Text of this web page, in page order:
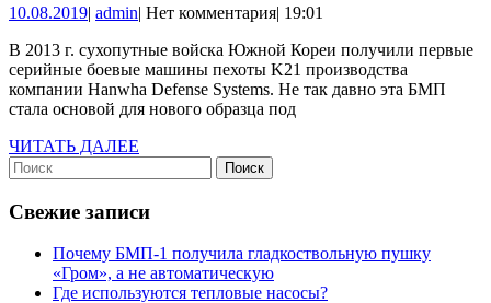
10.08.201910.08.2019
| adminadmin
| Нет комментария| 19:01
В 2013 г. сухопутные войска Южной Кореи получили первые
серийные боевые машины пехоты K21 производства
компании Hanwha Defense Systems. Не так давно эта БМП
стала основой для нового образца под
ЧИТАТЬ ДАЛЕЕ
Найти:
Свежие записи
Почему БМП-1 получила гладкоствольную пушку
«Гром», а не автоматическую
Где используются тепловые насосы?